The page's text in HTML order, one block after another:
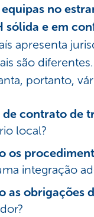
no
sólida e em
apresenta
são
portanto,
de contrato de
local?
os
integração
as obrigações